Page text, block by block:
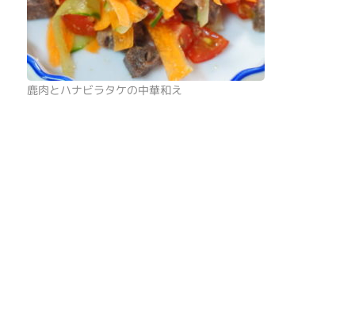
鹿肉とハナビラタケの中華和え